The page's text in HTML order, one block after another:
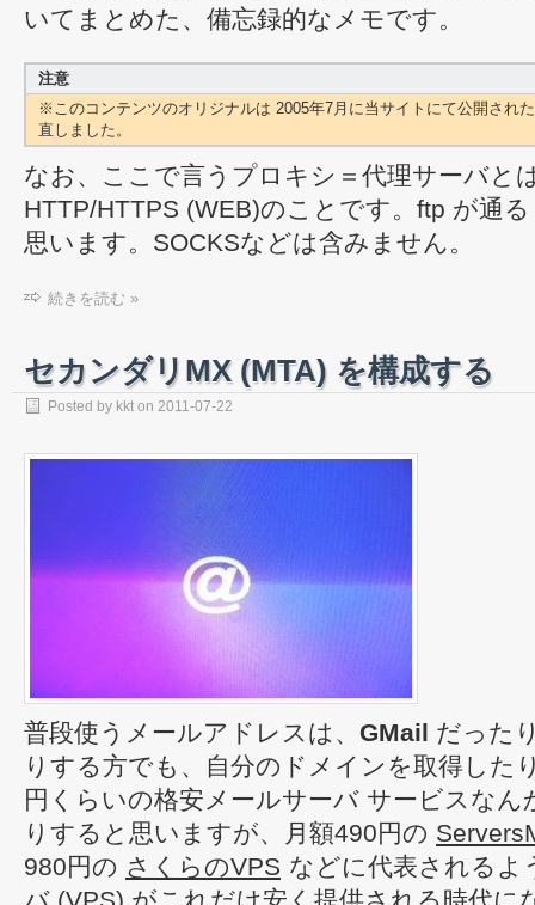
いてまとめた、備忘録的なメモです。
注意
※このコンテンツのオリジナルは 2005年7月に当サイトにて公開され
直しました。
なお、ここで言うプロキシ＝代理サーバと
HTTP/HTTPS (WEB)のことです。ftp が通
思います。SOCKSなどは含みません。
続きを読む »
セカンダリMX (MTA) を構成する
Posted by kkt on 2011-07-22
普段使うメールアドレスは、 GMail だった
りする方でも、自分のドメインを取得した
円くらいの格安メールサーバ サービスなん
りすると思いますが、月額490円の
980円の さくらのVPS などに代表されるよ